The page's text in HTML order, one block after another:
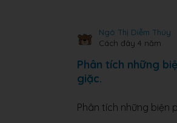
Ngô Thị Diễm Thúy
Cách đây 4 năm
Phân tích những
giặc.
Phân tích những biện